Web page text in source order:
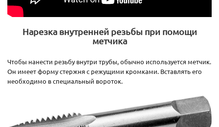
Нарезка внутренней резьбы при помощи
метчика
Чтобы нанести резьбу внутри трубы, обычно используется метчик.
Он имеет форму стержня с режущими кромками. Вставлять его
необходимо в специальный вороток.